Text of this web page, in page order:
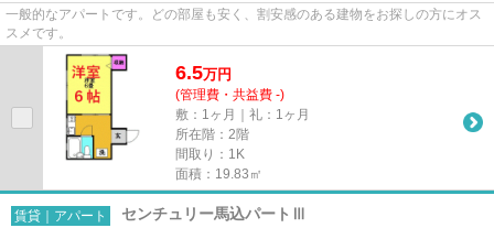
一般的なアパートです。どの部屋も安く、割安感のある建物をお探しの方にオス
スメです。
6.5万円
(管理費・共益費 -)
敷：1ヶ月｜礼：1ヶ月
所在階：2階
間取り：1K
面積：19.83㎡
賃貸｜アパート センチュリー馬込パートⅢ